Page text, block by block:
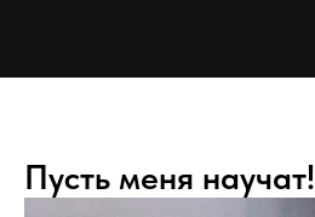
Пусть меня научат!